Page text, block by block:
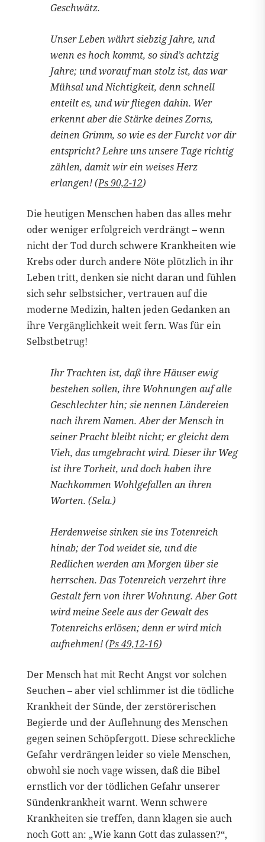
Geschwätz.
Unser Leben währt siebzig Jahre, und
wenn es hoch kommt, so sind’s achtzig
Jahre; und worauf man stolz ist, das war
Mühsal und Nichtigkeit, denn schnell
enteilt es, und wir fliegen dahin. Wer
erkennt aber die Stärke deines Zorns,
deinen Grimm, so wie es der Furcht vor dir
entspricht? Lehre uns unsere Tage richtig
zählen, damit wir ein weises Herz
erlangen! (Ps 90,2-12)
Die heutigen Menschen haben das alles mehr
oder weniger erfolgreich verdrängt – wenn
nicht der Tod durch schwere Krankheiten wie
Krebs oder durch andere Nöte plötzlich in ihr
Leben tritt, denken sie nicht daran und fühlen
sich sehr selbstsicher, vertrauen auf die
moderne Medizin, halten jeden Gedanken an
ihre Vergänglichkeit weit fern. Was für ein
Selbstbetrug!
Ihr Trachten ist, daß ihre Häuser ewig
bestehen sollen, ihre Wohnungen auf alle
Geschlechter hin; sie nennen Ländereien
nach ihrem Namen. Aber der Mensch in
seiner Pracht bleibt nicht; er gleicht dem
Vieh, das umgebracht wird. Dieser ihr Weg
ist ihre Torheit, und doch haben ihre
Nachkommen Wohlgefallen an ihren
Worten. (Sela.)
Herdenweise sinken sie ins Totenreich
hinab; der Tod weidet sie, und die
Redlichen werden am Morgen über sie
herrschen. Das Totenreich verzehrt ihre
Gestalt fern von ihrer Wohnung. Aber Gott
wird meine Seele aus der Gewalt des
Totenreichs erlösen; denn er wird mich
aufnehmen! (Ps 49,12-16)
Der Mensch hat mit Recht Angst vor solchen
Seuchen – aber viel schlimmer ist die tödliche
Krankheit der Sünde, der zerstörerischen
Begierde und der Auflehnung des Menschen
gegen seinen Schöpfergott. Diese schreckliche
Gefahr verdrängen leider so viele Menschen,
obwohl sie noch vage wissen, daß die Bibel
ernstlich vor der tödlichen Gefahr unserer
Sündenkrankheit warnt. Wenn schwere
Krankheiten sie treffen, dann klagen sie auch
noch Gott an: „Wie kann Gott das zulassen?“,